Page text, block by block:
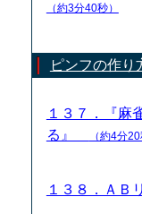
（約3分40秒）
ピンフの作り
１３７．『麻
る』
（約4分20
１３８．ＡＢ